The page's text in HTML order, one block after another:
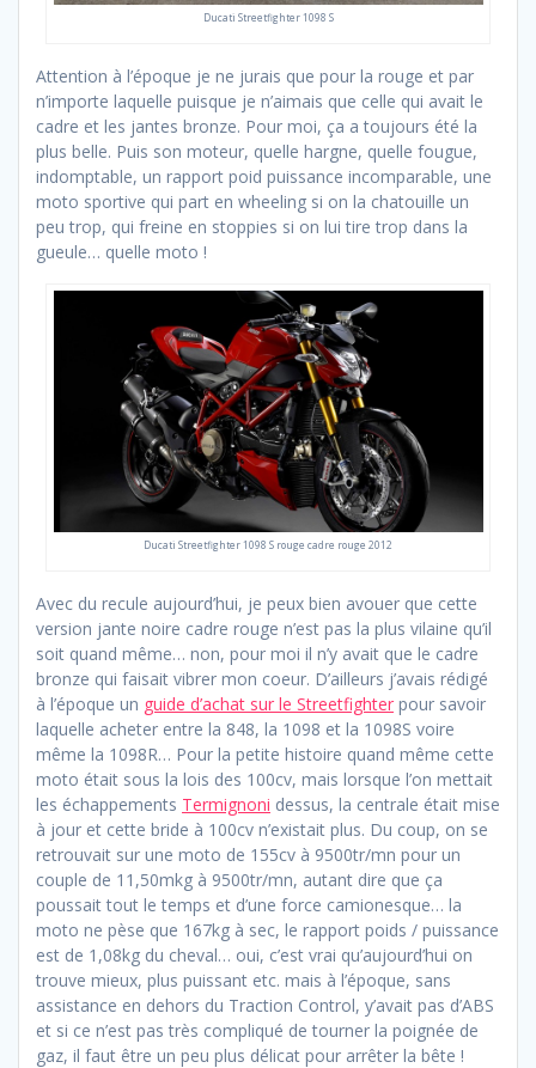
Ducati Streetfighter 1098 S
Attention à l’époque je ne jurais que pour la rouge et par
n’importe laquelle puisque je n’aimais que celle qui avait le
cadre et les jantes bronze. Pour moi, ça a toujours été la
plus belle. Puis son moteur, quelle hargne, quelle fougue,
indomptable, un rapport poid puissance incomparable, une
moto sportive qui part en wheeling si on la chatouille un
peu trop, qui freine en stoppies si on lui tire trop dans la
gueule… quelle moto !
Ducati Streetfighter 1098 S rouge cadre rouge 2012
Avec du recule aujourd’hui, je peux bien avouer que cette
version jante noire cadre rouge n’est pas la plus vilaine qu’il
soit quand même… non, pour moi il n’y avait que le cadre
bronze qui faisait vibrer mon coeur. D’ailleurs j’avais rédigé
à l’époque un guide d’achat sur le Streetfighter pour savoir
laquelle acheter entre la 848, la 1098 et la 1098S voire
même la 1098R… Pour la petite histoire quand même cette
moto était sous la lois des 100cv, mais lorsque l’on mettait
les échappements Termignoni dessus, la centrale était mise
à jour et cette bride à 100cv n’existait plus. Du coup, on se
retrouvait sur une moto de 155cv à 9500tr/mn pour un
couple de 11,50mkg à 9500tr/mn, autant dire que ça
poussait tout le temps et d’une force camionesque… la
moto ne pèse que 167kg à sec, le rapport poids / puissance
est de 1,08kg du cheval… oui, c’est vrai qu’aujourd’hui on
trouve mieux, plus puissant etc. mais à l’époque, sans
assistance en dehors du Traction Control, y’avait pas d’ABS
et si ce n’est pas très compliqué de tourner la poignée de
gaz, il faut être un peu plus délicat pour arrêter la bête !